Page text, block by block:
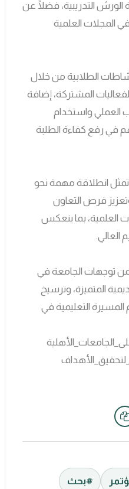
الورش التدريبية، فضلًا عن
المجلات العلمية
الطلابية من خلال
المشتركة، إضافة
العملي واستخدام
في رفع كفاءة الطلبة
تمثل انطلاقة مهمة نحو
فرص التعاون
العلمية، بما ينعكس
العالي.
توجهات الجامعة في
المتميزة، وترسيخ
المسيرة التعليمية في
#بحث